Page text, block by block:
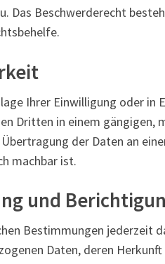
Das Beschwerderecht
Ihrer Einwilligung oder in
Dritten in einem gängigen,
der Daten an
machbar ist.
und
Bestimmungen jederzeit
Daten, deren